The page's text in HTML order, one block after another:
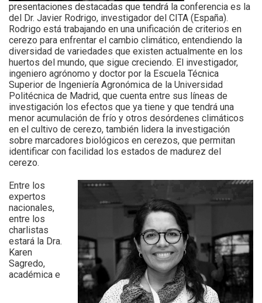
presentaciones destacadas que tendrá la conferencia es la
del Dr. Javier Rodrigo, investigador del CITA (España).
Rodrigo está trabajando en una unificación de criterios en
cerezo para enfrentar el cambio climático, entendiendo la
diversidad de variedades que existen actualmente en los
huertos del mundo, que sigue creciendo. El investigador,
ingeniero agrónomo y doctor por la Escuela Técnica
Superior de Ingeniería Agronómica de la Universidad
Politécnica de Madrid, que cuenta entre sus líneas de
investigación los efectos que ya tiene y que tendrá una
menor acumulación de frío y otros desórdenes climáticos
en el cultivo de cerezo, también lidera la investigación
sobre marcadores biológicos en cerezos, que permitan
identificar con facilidad los estados de madurez del
cerezo.
Entre los
expertos
nacionales,
entre los
charlistas
estará la Dra.
Karen
Sagredo,
académica e